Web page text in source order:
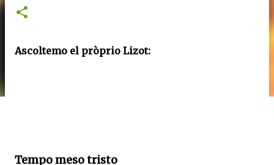
Ascoltemo el pròprio Lizot:
Tempo meso tristo